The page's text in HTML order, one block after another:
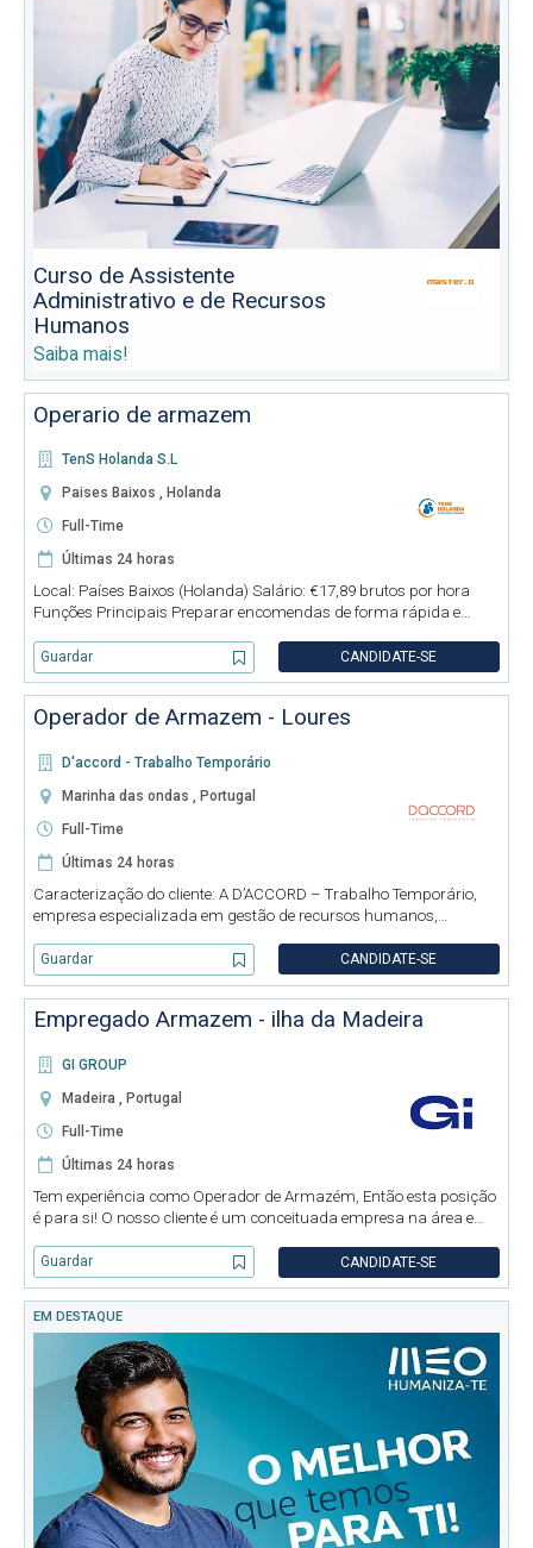
Curso de Assistente
Administrativo e de Recursos
Humanos
Saiba mais!
Operario de armazem
TenS Holanda S.L
Paises Baixos , Holanda
Full-Time
Últimas 24 horas
Local: Países Baixos (Holanda) Salário: €17,89 brutos por hora
Funções Principais Preparar encomendas de forma rápida e
segurança. Recolher os produtos e garantir a qualidade dos
mesm
Guardar CANDIDATE-SE
Operador de Armazem - Loures
D'accord - Trabalho Temporário
Marinha das ondas , Portugal
Full-Time
Últimas 24 horas
Caracterização do cliente: A D’ACCORD – Trabalho Temporário,
empresa especializada em gestão de recursos humanos,
integração imediata e reforço da equipa de prestigiada empresa
cliente do
Guardar CANDIDATE-SE
Empregado Armazem - ilha da Madeira
GI GROUP
Madeira , Portugal
Full-Time
Últimas 24 horas
Tem experiência como Operador de Armazém, Então esta posição
é para si! O nosso cliente é um conceituada empresa na área e
Caniço – Madeira Função: • Diversos trabalhos de armazém:
condução d
Guardar CANDIDATE-SE
EM DESTAQUE